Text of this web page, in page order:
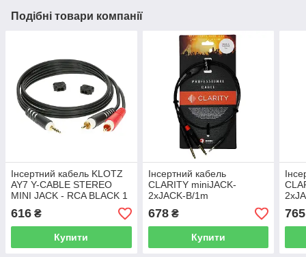
Подібні товари компанії
Інсертний кабель KLOTZ
AY7 Y-CABLE STEREO
MINI JACK - RCA BLACK 1
M
616 ₴
Купити
Інсертний кабель
CLARITY miniJACK-
2xJACK-B/1m
678₴
Купити
765